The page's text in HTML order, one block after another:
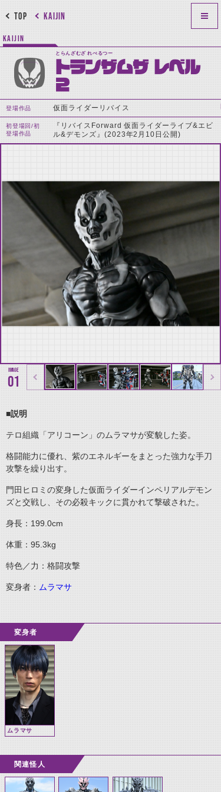
KAIJIN
TOP
KAIJIN
とらんざむざ れべるつー
トランザムザ レベル
2
登場作品 仮面ライダーリバイス
初登場回/初
登場作品
『リバイスForward 仮面ライダーライブ&エビ
ル&デモンズ』(2023年2月10日公開)
01
■説明
テロ組織「アリコーン」のムラマサが変貌した姿。
格闘能力に優れ、紫のエネルギーをまとった強力な手刀
攻撃を繰り出す。
門田ヒロミの変身した仮面ライダーインペリアルデモン
ズと交戦し、その必殺キックに貫かれて撃破された。
身長：199.0cm
体重：95.3kg
特色／力：格闘攻撃
変身者： ムラマサ
変身者
ムラマサ
関連怪人